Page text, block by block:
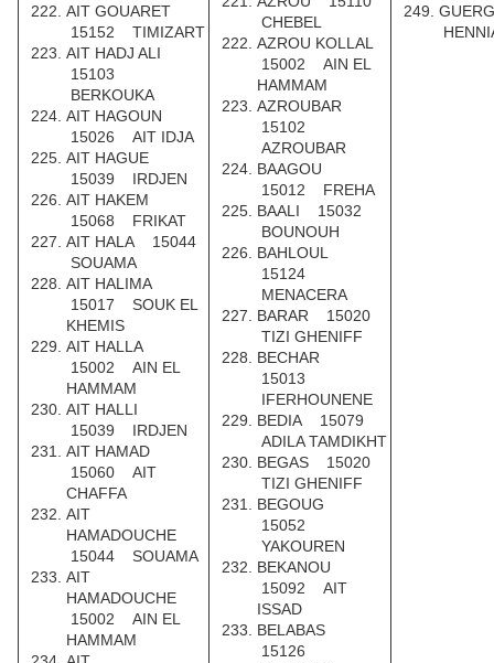
AIT GOUARET
15152 TIMIZART
AIT HADJ ALI
15103
BERKOUKA
AIT HAGOUN
15026 AIT IDJA
AIT HAGUE
15039 IRDJEN
AIT HAKEM
15068 FRIKAT
AIT HALA 15044
SOUAMA
AIT HALIMA
15017 SOUK EL
KHEMIS
AIT HALLA
15002 AIN EL
HAMMAM
AIT HALLI
15039 IRDJEN
AIT HAMAD
15060 AIT
CHAFFA
AIT
HAMADOUCHE
15044 SOUAMA
AIT
HAMADOUCHE
15002 AIN EL
HAMMAM
CHEBEL
AZROU KOLLAL
15002 AIN EL
HAMMAM
AZROUBAR
15102
AZROUBAR
BAAGOU
15012 FREHA
BAALI 15032
BOUNOUH
BAHLOUL
15124
MENACERA
BARAR 15020
TIZI GHENIFF
BECHAR
15013
IFERHOUNENE
BEDIA 15079
ADILA TAMDIKHT
BEGAS 15020
TIZI GHENIFF
BEGOUG
15052
YAKOUREN
BEKANOU
15092 AIT
ISSAD
BELABAS
15126